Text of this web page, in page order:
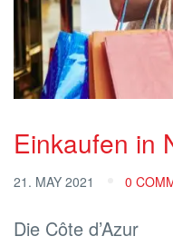
Einkaufen in
21. MAY 2021 0
Die Côte d’Azur